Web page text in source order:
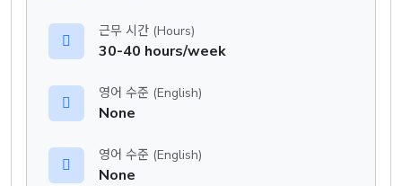
근무 시간 (Hours)
30-40 hours/week
영어 수준 (English)
None
영어 수준 (English)
None